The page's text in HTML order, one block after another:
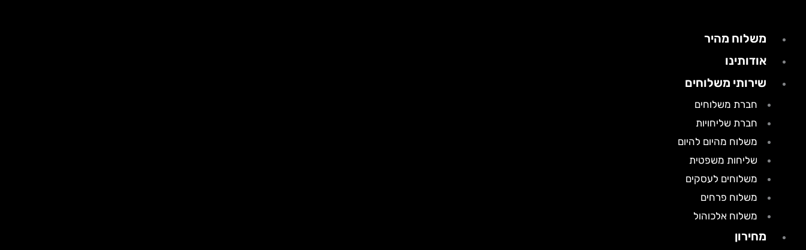
משלוח מהיר
אודותינו
שירותי משלוחים
חברת משלוחים
חברת שליחויות
משלוח מהיום להיום
שליחות משפטית
משלוחים לעסקים
משלוח פרחים
משלוח אלכוהול
מחירון